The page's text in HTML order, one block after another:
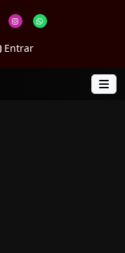
Entrar